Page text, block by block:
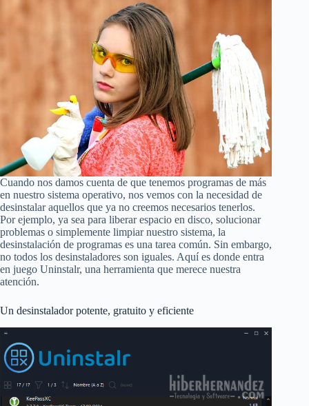
Cuando nos damos cuenta de que tenemos programas de más
en nuestro sistema operativo, nos vemos con la necesidad de
desinstalar aquellos que ya no creemos necesarios tenerlos.
Por ejemplo, ya sea para liberar espacio en disco, solucionar
problemas o simplemente limpiar nuestro sistema, la
desinstalación de programas es una tarea común. Sin embargo,
no todos los desinstaladores son iguales. Aquí es donde entra
en juego Uninstalr, una herramienta que merece nuestra
atención.
Un desinstalador potente, gratuito y eficiente